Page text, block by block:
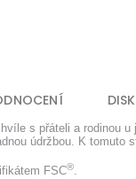
s přáteli a rodinou
údržbou. K tomuto
FSC®.